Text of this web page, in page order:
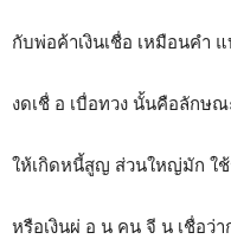
กับพ่อค้าเงินเชื่อ เหมือนคำ
งดเชื่ อ เบื่อทวง นั้นคือลักษ
ให้เกิดหนี้สูญ ส่วนใหญ่มัก ใช้
หรือเงินผ่ อ น คน จี น เชื่อว่า